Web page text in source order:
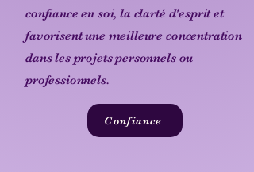
confiance en soi, la clarté d'esprit et
favorisent une meilleure concentration
dans les projets personnels ou
professionnels.
Confiance